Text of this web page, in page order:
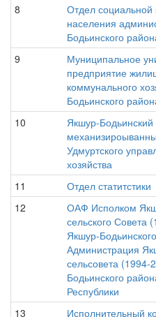
8
Отдел
населения
Бодьинского
9
Муниципальное
предприятие
коммунального
Бодьинского
10
Якшур-Бодьинский
Удмуртского
хозяйства
11 Отдел статитстики
12
ОАФ Исполком
сельского Совета
Якшур-
Администрация
сельсовета (1994-
Бодьинского
Республики
13
Исполнительный